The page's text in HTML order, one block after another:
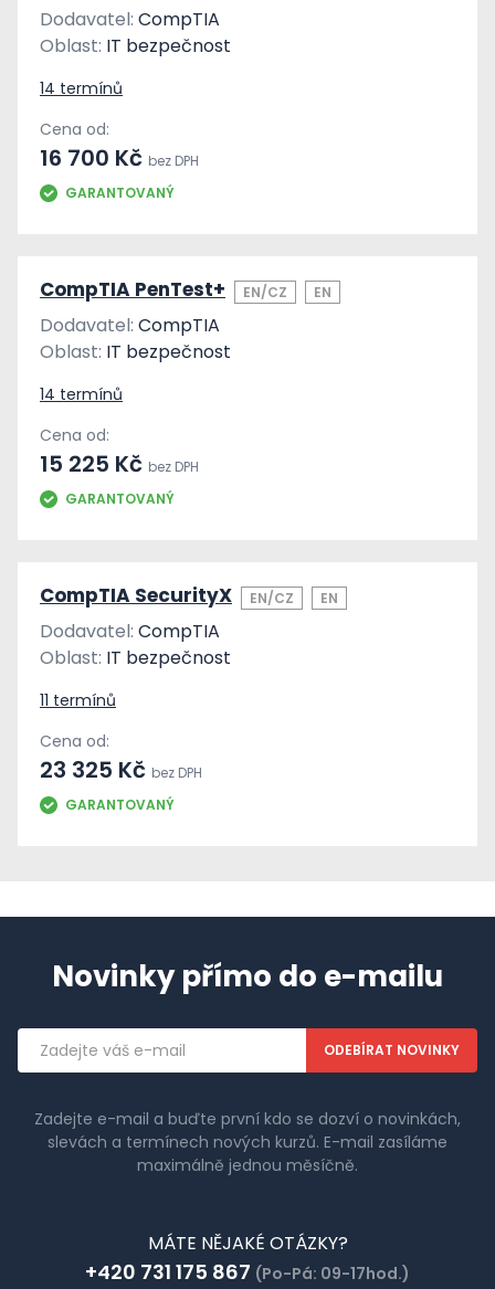
Dodavatel: CompTIA
Oblast: IT bezpečnost
14 termínů
Cena od:
16 700 Kč bez DPH
GARANTOVANÝ
CompTIA PenTest+ EN/CZ EN
Dodavatel: CompTIA
Oblast: IT bezpečnost
14 termínů
Cena od:
15 225 Kč bez DPH
GARANTOVANÝ
CompTIA SecurityX EN/CZ EN
Dodavatel: CompTIA
Oblast: IT bezpečnost
11 termínů
Cena od:
23 325 Kč bez DPH
GARANTOVANÝ
Novinky přímo do e-mailu
Emailová
adresa
Zadejte e-mail a buďte první kdo se dozví o novinkách,
slevách a termínech nových kurzů. E-mail zasíláme
maximálně jednou měsíčně.
MÁTE NĚJAKÉ OTÁZKY?
+420 731 175 867 (Po-Pá: 09-17hod.)